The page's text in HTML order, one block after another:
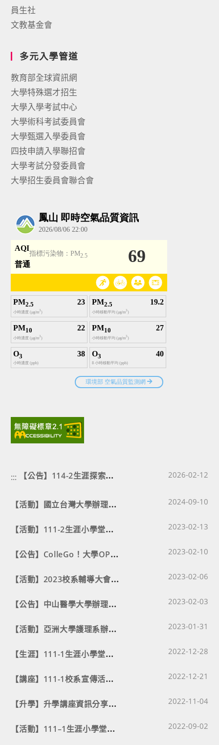
員生社
文教基金會
多元入學管道
教育部全球資訊網
大學特殊選才招生
大學入學考試中心
大學術科考試委員會
大學甄選入學委員會
四技申請入學聯招會
大學考試分發委員會
大學招生委員會聯合會
::: 【
公告】114-2生涯探索小學堂-認識大學18+1學群：2-3月場次 Post published:
2026-02-12
【
活動】國立台灣大學辦理113年南部地區招生座談會 Post published:
2024-09-10
【
活動】111-2生涯小學堂活動開跑囉！ Post published:
2023-02-13
【
公告】ColleGo！大學OPEN DAY系列活動 Post published:
2023-02-10
【
活動】2023校系輔導大會強勢回歸 Post published:
2023-02-06
【
公告】中山醫學大學辦理「學習歷程檔案家長與高中生說明會」 Post published:
2023-02-03
【
活動】亞洲大學護理系辦理「亞護空中會客室」直播節目活動 Post published:
2023-01-31
【
生涯】111-1生涯小學堂活動各場次簡報瀏覽 Post published:
2022-12-28
【
講座】111-1校系宣傳活動：陽明交大 X 國防大學系統工程學程 Post published:
2022-12-21
【
升學】升學講座資訊分享：111年分科測驗錄取不到一半之校系 Post published:
2022-11-04
【
活動】111–1生涯小學堂校系宣導活動，歡迎本校學生參與！ Post published:
2022-09-02